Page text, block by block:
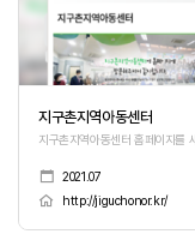
지구촌지역아동센터
지구촌지역아동센터 홈페이지를
2021.07
http://jiguchonor.kr/